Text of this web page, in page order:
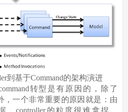
到基于Command的架构演进
转型是有原因的，除了
，一个非常重要的原因就是：由